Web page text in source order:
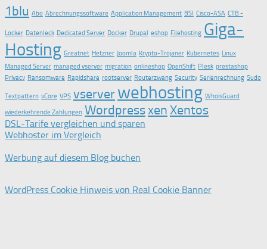
1blu Abo Abrechnungssoftware Application Management BSI Cisco-ASA CTB -
Locker Datenleck Dedicated Server Docker Drupal eshop Filehosting Giga-
Hosting Greatnet Hetzner Joomla Krypto-Trojaner Kubernetes Linux
Managed Server managed vserver migration onlineshop OpenShift Plesk prestashop
Privacy Ransomware Rapidshare rootserver Routerzwang Security Serienrechnung Sudo
Textpattern vCore VPS vserverwebhosting WhoisGuard
wiederkehrende Zahlungen WordpressxenXentos
DSL-Tarife vergleichen und sparen
Webhoster im Vergleich
Werbung auf diesem Blog buchen
WordPress Cookie Hinweis von Real Cookie Banner